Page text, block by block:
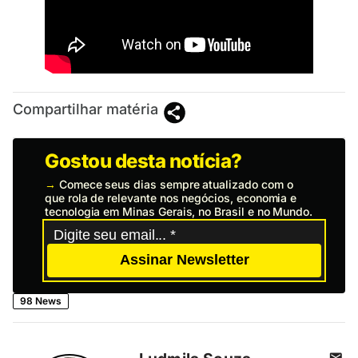
Compartilhar matéria
Gostou desta notícia?
→ Comece seus dias sempre atualizado com o
que rola de relevante nos negócios, economia e
tecnologia em Minas Gerais, no Brasil e no Mundo.
Assinar Newsletter
98 News